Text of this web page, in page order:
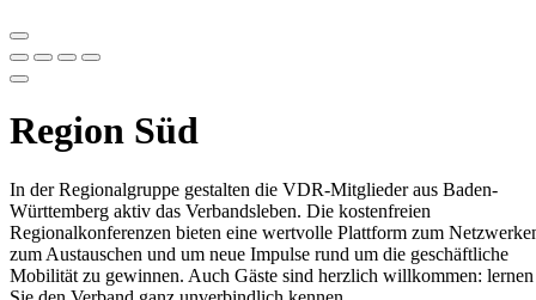
Region Süd
In der Regionalgruppe gestalten die VDR-Mitglieder aus Baden-
Württemberg aktiv das Verbandsleben. Die kostenfreien
Regionalkonferenzen bieten eine wertvolle Plattform zum
zum Austauschen und um neue Impulse rund um die geschäftliche
Mobilität zu gewinnen. Auch Gäste sind herzlich willkommen: lernen